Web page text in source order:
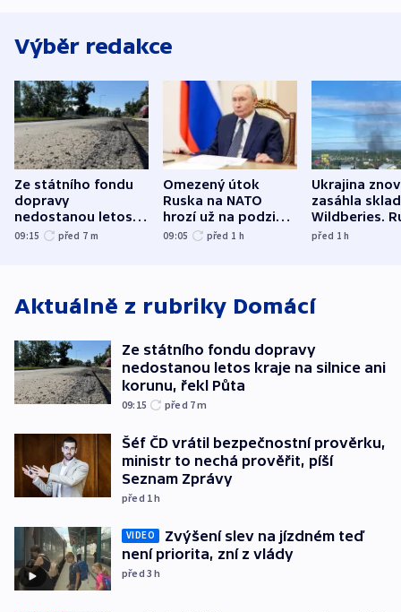
Výběr redakce
Ze státního fondu
dopravy
nedostanou letos
kraje na silnice ani
09:15 před 7 m
Omezený útok
Ruska na NATO
hrozí už na podzim,
varují tajné služby
09:05 před 1 h
Ukrajina
zasáhla
Wildberies.
útočili v
před 1h
Aktuálně z rubriky Domácí
Ze státního fondu dopravy
nedostanou letos kraje na silnice ani
korunu, řekl Půta
09:15 před 7m
Šéf ČD vrátil bezpečnostní prověrku,
ministr to nechá prověřit, píší
Seznam Zprávy
před 1h
VIDEO
Zvýšení slev na jízdném teď
není priorita, zní z vlády
před 3h